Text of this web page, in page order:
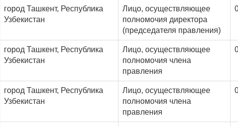
город Ташкент, Республика
Узбекистан
Лицо, осуществляющее
полномочия директора
(председателя правления)
город Ташкент, Республика
Узбекистан
Лицо, осуществляющее
полномочия члена
правления
город Ташкент, Республика
Узбекистан
Лицо, осуществляющее
полномочия члена
правления